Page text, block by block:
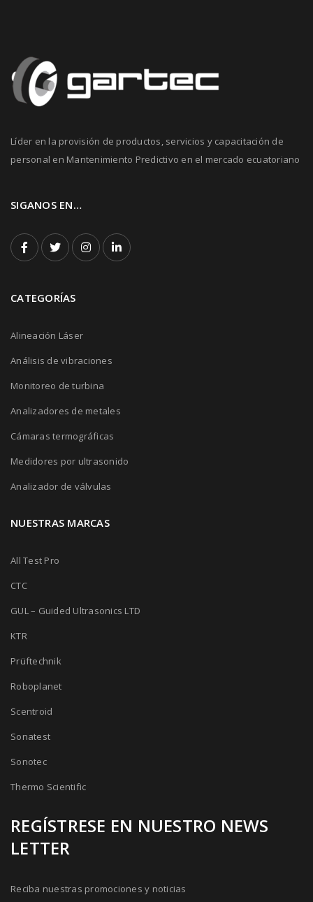
Líder en la provisión de productos, servicios y capacitación de
personal en Mantenimiento Predictivo en el mercado ecuatoriano
SIGANOS EN…
CATEGORÍAS
Alineación Láser
Análisis de vibraciones
Monitoreo de turbina
Analizadores de metales
Cámaras termográficas
Medidores por ultrasonido
Analizador de válvulas
NUESTRAS MARCAS
All Test Pro
CTC
GUL – Guided Ultrasonics LTD
KTR
Prüftechnik
Roboplanet
Scentroid
Sonatest
Sonotec
Thermo Scientific
REGÍSTRESE EN NUESTRO NEWS
LETTER
Reciba nuestras promociones y noticias